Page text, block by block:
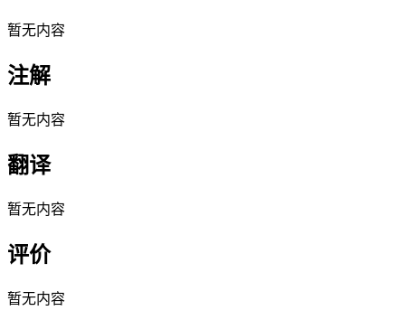
暂无内容
注解
暂无内容
翻译
暂无内容
评价
暂无内容